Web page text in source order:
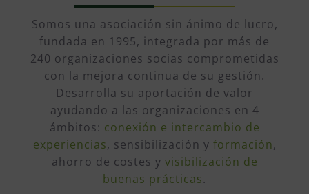
Somos una asociación sin ánimo de lucro,
fundada en 1995, integrada por más de
240 organizaciones socias comprometidas
con la mejora continua de su gestión.
Desarrolla su aportación de valor
ayudando a las organizaciones en 4
ámbitos: conexión e intercambio de
experiencias, sensibilización y formación,
ahorro de costes y visibilización de
buenas prácticas.